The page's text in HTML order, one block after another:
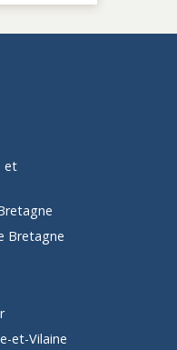
et
Bretagne
et-Vilaine